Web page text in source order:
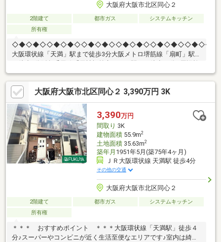
大阪府大阪市北区同心２
2階建て 都市ガス
システムキッチン
所有権
大阪環状線「天満」駅まで徒歩3分大阪メトロ堺筋線「扇町」駅ま
設セブンイレブン 大阪同心北店まで約20ｍ阪急オアシス同心店ま
で約210ｍキリン堂 北区同心店まで約205ｍHEP NAVIOまで約1595
ｍ扇町公園まで約590ｍ◎見学カレンダーから予約できます◎赤
い見学ボタンをクリック♪お電話でのお問い合わせもお待ちしてお
ります！
大阪府大阪市北区同心２ 3,390万円 3K
3,390万円
間取り 3K
建物面積55.9m2
土地面積35.63m2
築年月 1951年5月(築75年4ヶ月)
ＪＲ大阪環状線 天満駅 徒歩4分
その他の交通
大阪府大阪市北区同心２
2階建て 都市ガス
システムキッチン
所有権
＊＊＊ おすすめポイント ＊＊＊大阪環状線「天満駅」徒歩４
分♪スーパーやコンビニが近く生活至便なエリアです♪室内は綺麗